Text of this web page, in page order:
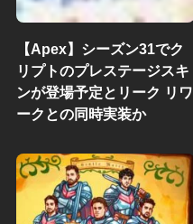
【Apex】シーズン31でク
リプトのプレステージスキ
ンが登場予定とリーク リワ
ークとの同時実装か